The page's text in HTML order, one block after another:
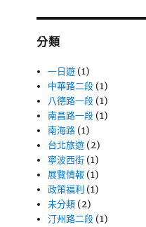
字:
分類
一日遊 (1)
中華路二段 (1)
八德路一段 (1)
南昌路一段 (1)
南海路 (1)
台北旅遊 (2)
寧波西街 (1)
展覽情報 (1)
政策福利 (1)
未分類 (2)
汀州路二段 (1)